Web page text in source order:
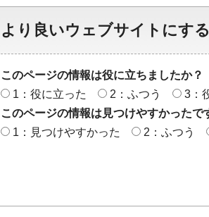
より良いウェブサイトにす
このページの情報は役に立ちましたか？
1：役に立った
2：ふつう
3：
このページの情報は見つけやすかったで
1：見つけやすかった
2：ふつう